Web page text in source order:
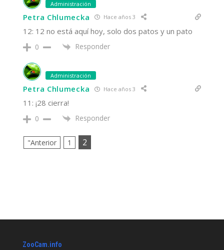
Administración
Petra Chlumecka Hace años 3
12: 12 no está aquí hoy, solo dos patos y un pato
0 Responder
Administración
Petra Chlumecka Hace años 3
11: ¡28 cierra!
0 Responder
"Anterior 1 2
ZooCam.info